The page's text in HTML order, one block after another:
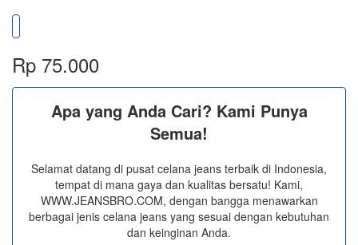
Rp 75.000
Apa yang Anda Cari? Kami Punya
Semua!
Selamat datang di pusat celana jeans terbaik di Indonesia,
tempat di mana gaya dan kualitas bersatu! Kami,
WWW.JEANSBRO.COM, dengan bangga menawarkan
berbagai jenis celana jeans yang sesuai dengan kebutuhan
dan keinginan Anda.